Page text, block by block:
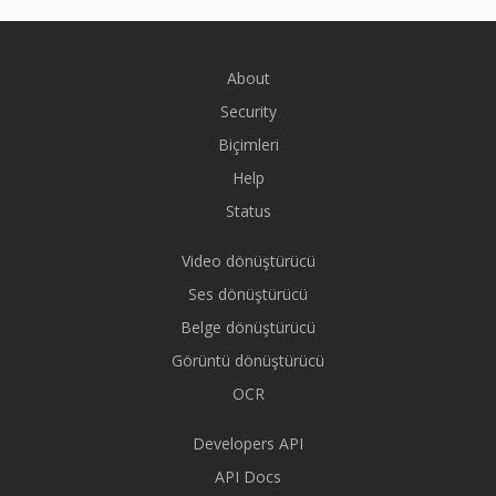
About
Security
Biçimleri
Help
Status
Video dönüştürücü
Ses dönüştürücü
Belge dönüştürücü
Görüntü dönüştürücü
OCR
Developers API
API Docs